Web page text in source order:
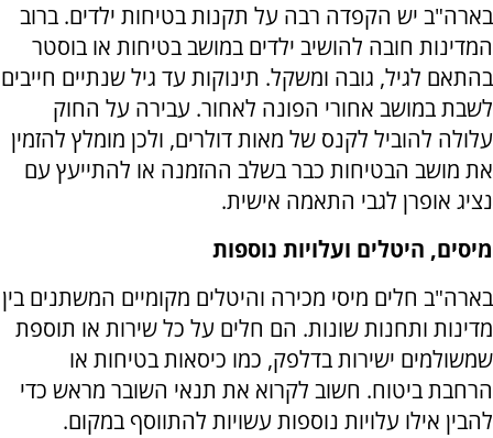
בארה"ב יש הקפדה רבה על תקנות בטיחות ילדים. ברוב
המדינות חובה להושיב ילדים במושב בטיחות או בוסטר
בהתאם לגיל, גובה ומשקל. תינוקות עד גיל שנתיים חייבים
לשבת במושב אחורי הפונה לאחור. עבירה על החוק
עלולה להוביל לקנס של מאות דולרים, ולכן מומלץ להזמין
את מושב הבטיחות כבר בשלב ההזמנה או להתייעץ עם
נציג אופרן לגבי התאמה אישית.
מיסים, היטלים ועלויות נוספות
בארה"ב חלים מיסי מכירה והיטלים מקומיים המשתנים בין
מדינות ותחנות שונות. הם חלים על כל שירות או תוספת
שמשולמים ישירות בדלפק, כמו כיסאות בטיחות או
הרחבת ביטוח. חשוב לקרוא את תנאי השובר מראש כדי
להבין אילו עלויות נוספות עשויות להתווסף במקום.